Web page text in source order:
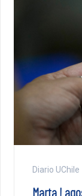
Diario UChile
Marta